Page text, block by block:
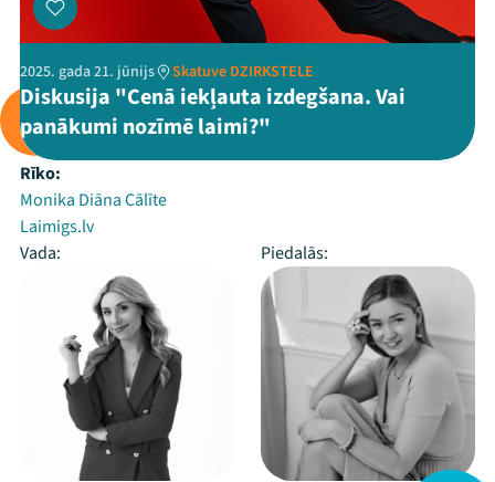
2025. gada 21. jūnijs Skatuve DZIRKSTELE
Diskusija "Cenā iekļauta izdegšana. Vai
panākumi nozīmē laimi?"
Rīko:
Monika Diāna Cālīte
Laimigs.lv
Vada:
Piedalās: